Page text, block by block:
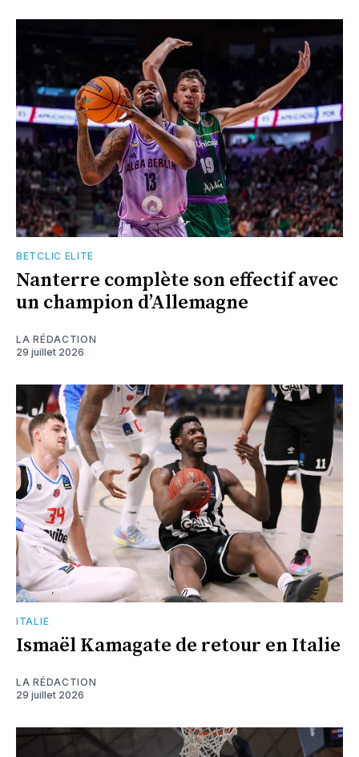
BETCLIC ELITE
Nanterre complète son effectif avec
un champion d’Allemagne
LA RÉDACTION
29 juillet 2026
ITALIE
Ismaël Kamagate de retour en Italie
LA RÉDACTION
29 juillet 2026